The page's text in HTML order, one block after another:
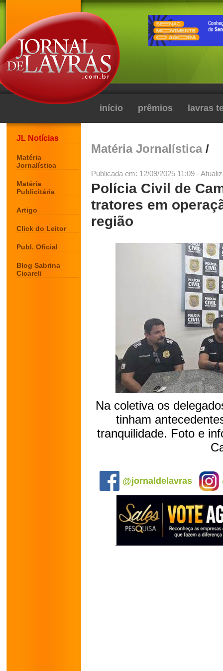
início prêmios lavras
JL Notícias
Matéria
Jornalística
Matéria
Publicitária
Artigo
Click do Leitor
Publ. Oficial
Blog Sabrina
Cicareli
Matéria Jornalística/
Publicada em: 12/09/2025 11:09 -
Polícia Civil de
tratores em
região
Na coletiva os
tinham
tranquilidade. Foto e
@jornaldelavras